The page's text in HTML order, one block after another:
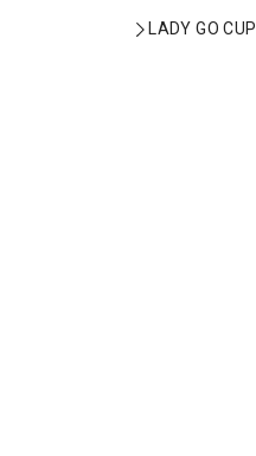
LADY GO CUP